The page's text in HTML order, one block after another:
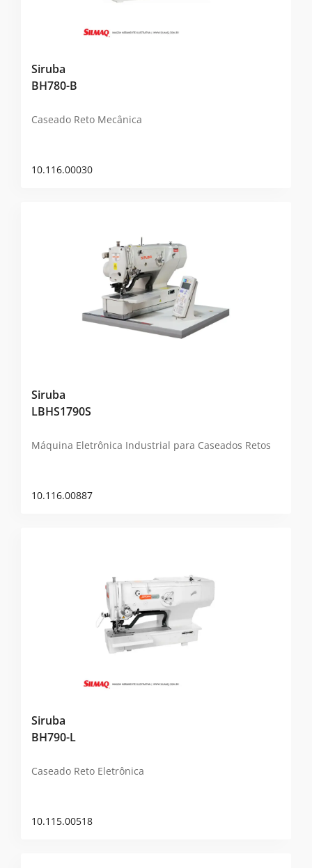
Siruba
BH780-B
Caseado Reto Mecânica
10.116.00030
Siruba
LBHS1790S
Máquina Eletrônica Industrial para Caseados Retos
10.116.00887
Siruba
BH790-L
Caseado Reto Eletrônica
10.115.00518